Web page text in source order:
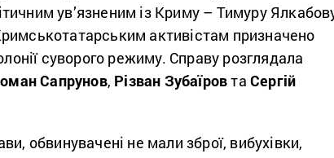
ув’язненим із Криму – Тимуру
активістам призначено
суворого режиму. Справу розглядала
Сапрунов, Різван ЗубаїровтаСергій
обвинувачені не мали зброї, вибухівки,